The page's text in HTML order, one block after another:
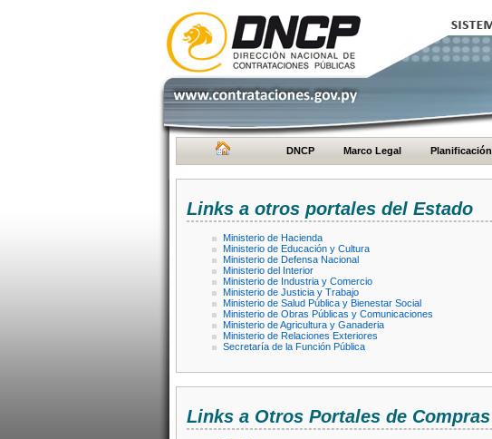
DNCP Marco Legal Planificación
Links a otros portales del Estado
Ministerio de Hacienda
Ministerio de Educación y Cultura
Ministerio de Defensa Nacional
Ministerio del Interior
Ministerio de Industria y Comercio
Ministerio de Justicia y Trabajo
Ministerio de Salud Pública y Bienestar Social
Ministerio de Obras Públicas y Comunicaciones
Ministerio de Agricultura y Ganaderia
Ministerio de Relaciones Exteriores
Secretaría de la Función Pública
Links a Otros Portales de Compras